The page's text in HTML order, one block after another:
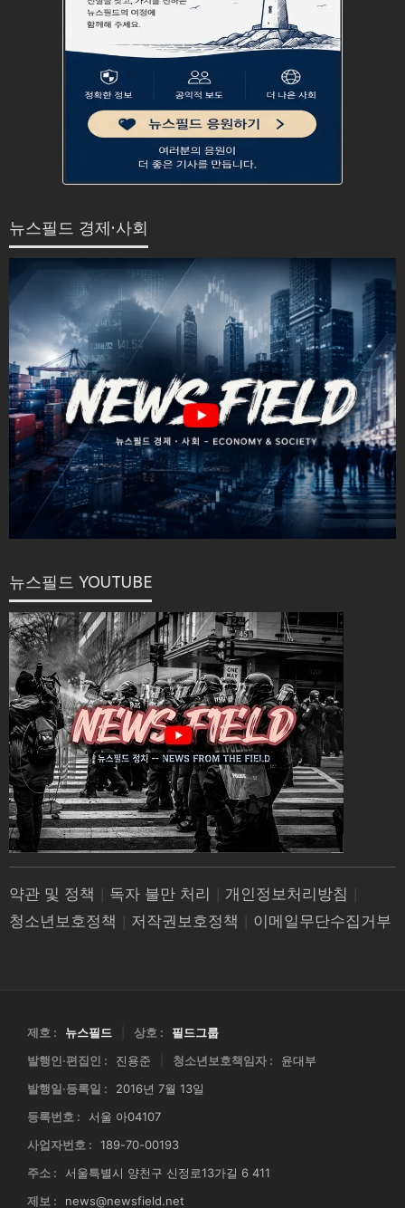
뉴스필드 경제·사회
뉴스필드 YOUTUBE
약관 및 정책 | 독자 불만 처리 | 개인정보처리방침 |
청소년보호정책 | 저작권보호정책 | 이메일무단수집거부
제호 : 뉴스필드 상호 :
필드그룹
발행인·편집인 :
진용준 청소년보호책임자 :
윤대부
발행일·등록일 :
2016년 7월 13일
등록번호 :
서울 아04107
사업자번호 :
189-70-00193
주소 :
서울특별시 양천구 신정로13가길 6 411
제보 :
news@newsfield.net